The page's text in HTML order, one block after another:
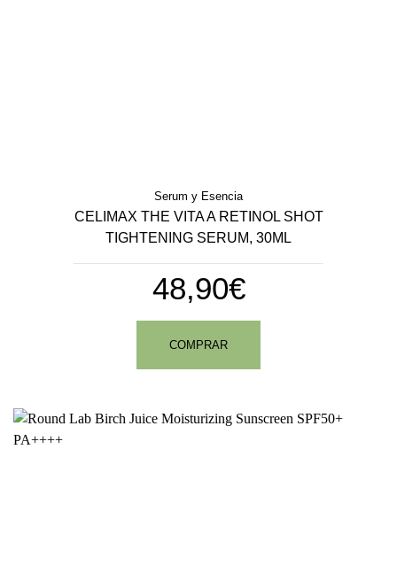
Serum y Esencia
CELIMAX THE VITA A RETINOL SHOT
TIGHTENING SERUM, 30ML
48,90€
COMPRAR